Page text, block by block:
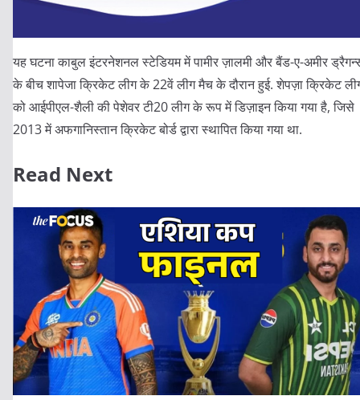
यह घटना काबुल इंटरनेशनल स्टेडियम में पामीर ज़ालमी और बैंड-ए-अमीर
के बीच शापेजा क्रिकेट लीग के 22वें लीग मैच के दौरान हुई. शेपज़ा क्रिकेट
को आईपीएल-शैली की पेशेवर टी20 लीग के रूप में डिज़ाइन किया गया है, जिसे
2013 में अफगानिस्तान क्रिकेट बोर्ड द्वारा स्थापित किया गया था.
Read Next